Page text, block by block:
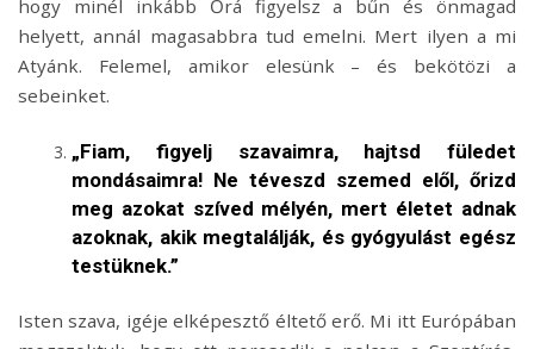
hogy minél inkább Őrá figyelsz a bűn és önmagad
helyett, annál magasabbra tud emelni. Mert ilyen a mi
Atyánk. Felemel, amikor elesünk – és bekötözi a
sebeinket.
„Fiam, figyelj szavaimra, hajtsd füledet
mondásaimra! Ne téveszd szemed elől, őrizd
meg azokat szíved mélyén, mert életet adnak
azoknak, akik megtalálják, és gyógyulást egész
testüknek.”
Isten szava, igéje elképesztő éltető erő. Mi itt Európában